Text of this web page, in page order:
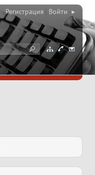
Регистрация Войти ▸